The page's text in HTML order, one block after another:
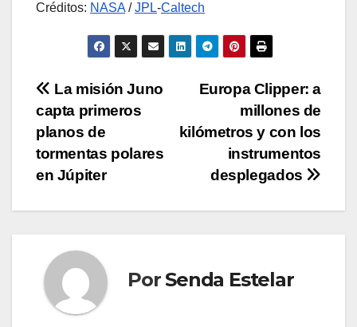
Créditos: NASA/JPL-Caltech
Navegación
de
entradas
Europa Clipper: a
millones de
kilómetros y con los
instrumentos
desplegados
La misión Juno
capta primeros
planos de
tormentas polares
en Júpiter
Por Senda Estelar